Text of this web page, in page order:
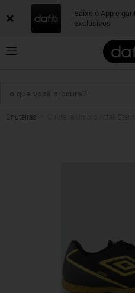
Baixe o App e
exclusivos
Chuteiras